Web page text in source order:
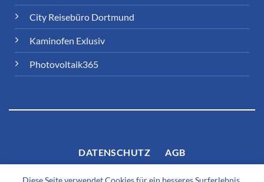
City Reisebüro Dortmund
Kaminofen Exlusiv
Photovoltaik365
DATENSCHUTZ AGB
Diese Seite verwendet Cookies für ein besseres Surferlebnis.